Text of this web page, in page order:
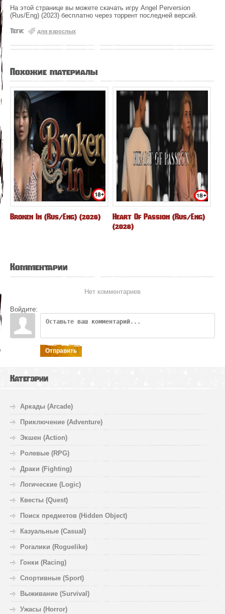
На этой странице вы можете скачать игру Angel Perversion
(Rus/Eng) (2023) бесплатно через торрент последней версий.
Теги: для взрослых
Похожие материалы
Broken In (Rus/Eng) (2026)
Heart Of Passion (Rus/Eng)
(2026)
Комментарии
Нет комментариев
Войдите:
Отправить
Категории
Аркады (Arcade)
Приключение (Adventure)
Экшен (Action)
Ролевые (RPG)
Драки (Fighting)
Логические (Logic)
Квесты (Quest)
Поиск предметов (Hidden Object)
Казуальные (Casual)
Рогалики (Roguelike)
Гонки (Racing)
Спортивные (Sport)
Выживание (Survival)
Ужасы (Horror)